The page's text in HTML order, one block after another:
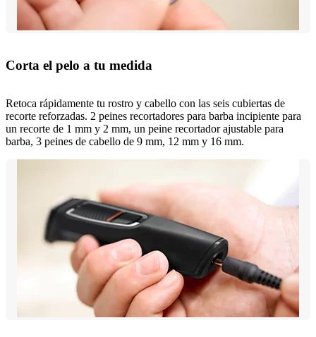
Corta el pelo a tu medida
Retoca rápidamente tu rostro y cabello con las seis cubiertas de
recorte reforzadas. 2 peines recortadores para barba incipiente para
un recorte de 1 mm y 2 mm, un peine recortador ajustable para
barba, 3 peines de cabello de 9 mm, 12 mm y 16 mm.